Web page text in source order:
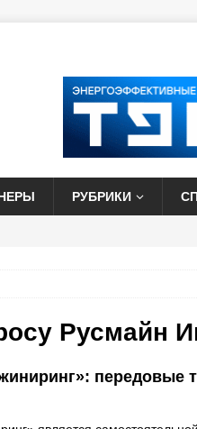
РУБРИКИ
Русмайн
передовые